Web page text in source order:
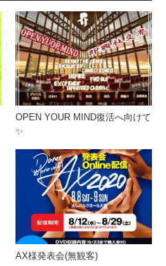
OPEN YOUR MIND復活へ向けて
✨
AX様発表会(無観客)